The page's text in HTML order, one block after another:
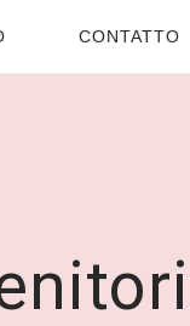
CONTATTO